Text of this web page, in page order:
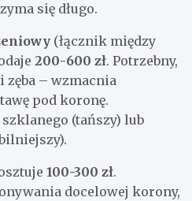
się długo.
(łącznik między
200-600 zł. Potrzebny,
zęba – wzmacnia
pod koronę.
(tańszy) lub
100-300 zł.
docelowej korony,